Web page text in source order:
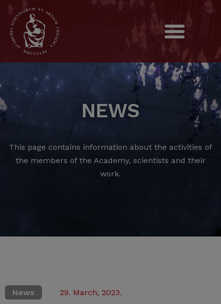
NEWS
This page contains information about the activities of
the members of the Academy, scientists and their
work.
News 29. March, 2023.